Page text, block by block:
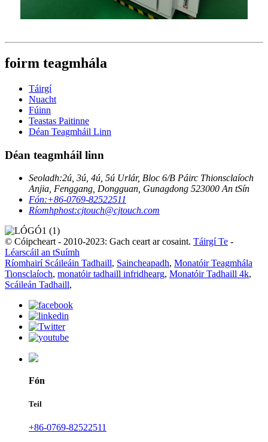
foirm teagmhála
Táirgí
Nuacht
Fúinn
Teastas Paitinne
Déan Teagmháil Linn
Déan teagmháil linn
Seoladh:2ú, 3ú, 4ú, 5ú Urlár, Bloc 6/B Páirc Thionsclaíoch
Anjia, Fenggang, Dongguan, Gunagdong 523000 An tSín
Fón:+86-0769-82522511
Ríomhphost:cjtouch@cjtouch.com
© Cóipcheart - 2010-2023: Gach ceart ar cosaint. Táirgí Te -
Léarscáil an tSuímh
Ríomhairí Scáileáin Tadhaill, Saincheapadh, Monatóir Teagmhála
Tionsclaíoch, monatóir tadhaill infridhearg, Monatóir Tadhaill 4k,
Scáileán Tadhaill,
Fón
Teil
+86-0769-82522511